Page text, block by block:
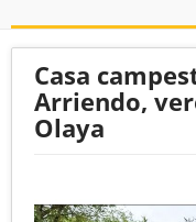
Casa
Arriendo,
Olaya